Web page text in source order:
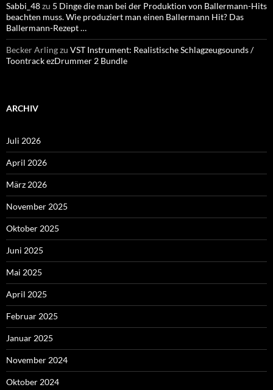
Sabbi_48zu 5 Dinge die man bei der Produktion von Ballermann-Hits
beachten muss. Wie produziert man einen Ballermann Hit? Das
Ballermann-Rezept …
Becker Arlingzu VST Instrument: Realistische Schlagzeugsounds /
Toontrack ezDrummer 2 Bundle
ARCHIV
Juli 2026
April 2026
März 2026
November 2025
Oktober 2025
Juni 2025
Mai 2025
April 2025
Februar 2025
Januar 2025
November 2024
Oktober 2024